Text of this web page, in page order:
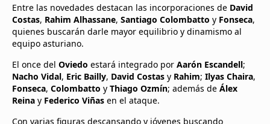
Entre las novedades destacan las incorporaciones de David
Costas, Rahim Alhassane, Santiago Colombatto y Fonseca,
quienes buscarán darle mayor equilibrio y dinamismo al
equipo asturiano.
El once del Oviedo estará integrado por Aarón Escandell;
Nacho Vidal, Eric Bailly, David Costas y Rahim; Ilyas Chaira,
Fonseca, Colombatto y Thiago Ozmín; además de Álex
Reina y Federico Viñas en el ataque.
Con varias figuras descansando y jóvenes buscando